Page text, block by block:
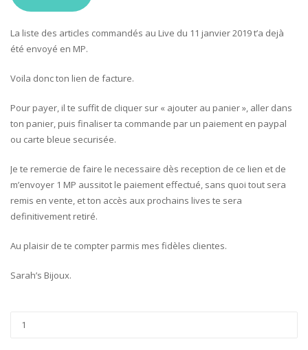
La liste des articles commandés au Live du 11 janvier 2019 t’a dejà
été envoyé en MP.
Voila donc ton lien de facture.
Pour payer, il te suffit de cliquer sur « ajouter au panier », aller dans
ton panier, puis finaliser ta commande par un paiement en paypal
ou carte bleue securisée.
Je te remercie de faire le necessaire dès reception de ce lien et de
m’envoyer 1 MP aussitot le paiement effectué, sans quoi tout sera
remis en vente, et ton accès aux prochains lives te sera
definitivement retiré.
Au plaisir de te compter parmis mes fidèles clientes.
Sarah’s Bijoux.